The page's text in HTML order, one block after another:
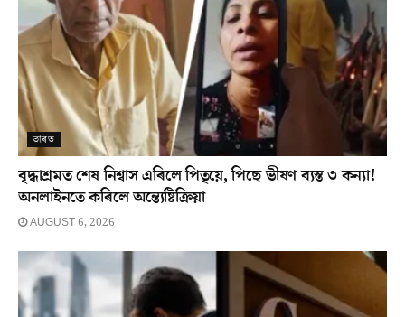
ভাৰত
বৃদ্ধাশ্ৰমত শেষ নিশ্বাস এৰিলে পিতৃয়ে, পিছে ভীষণ ব্যস্ত ৩ কন্যা!
অনলাইনতে কৰিলে অন্ত্যেষ্টিক্ৰিয়া
AUGUST 6, 2026